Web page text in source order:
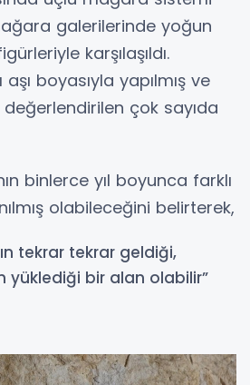
galerilerinde yoğun
karşılaşıldı.
aşı boyasıyla yapılmış ve
çok sayıda
binlerce yıl boyunca farklı
olabileceğini belirterek,
tekrar tekrar geldiği,
yüklediği bir alan olabilir”